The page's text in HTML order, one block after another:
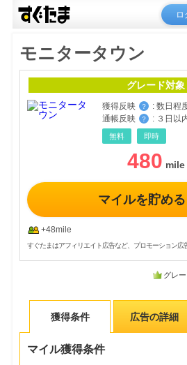
ロ
モニタータウン
グレード対象
獲得反映 ？ : 数日程
通帳反映
？ : ３日以
無料 即時
480
マイルを貯める
+48mile
すぐたまはアフィリエイト広告など、プロモーション広
グレ
獲得条件 広告の詳細
マイル獲得条件